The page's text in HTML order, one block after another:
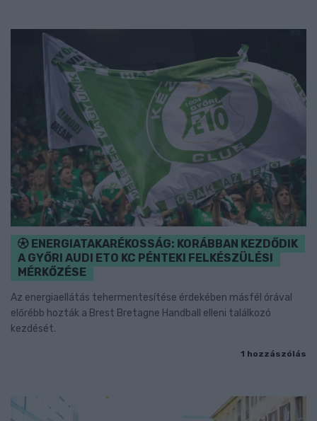
ENERGIATAKARÉKOSSÁG: KORÁBBAN KEZDŐDIK
A GYŐRI AUDI ETO KC PÉNTEKI FELKÉSZÜLÉSI
MÉRKŐZÉSE
Az energiaellátás tehermentesítése érdekében másfél órával
előrébb hozták a Brest Bretagne Handball elleni találkozó
kezdését.
1 hozzászólás